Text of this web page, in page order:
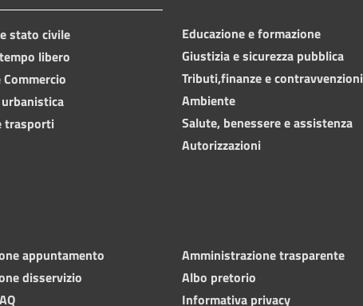
stato civile
libero
trasporti
Educazione e formazione
Giustizia e sicurezza pubblica
Tributi,finanze e contravvenzioni
Ambiente
Salute, benessere e assistenza
Autorizzazioni
appuntamento
disservizio
Amministrazione trasparente
Albo pretorio
Informativa privacy